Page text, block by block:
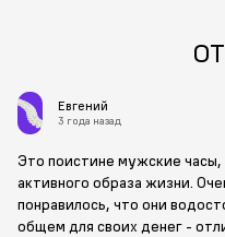
Евгений
3 года назад
Это поистине мужские
активного образа жизни.
понравилось, что они
общем для своих денег -